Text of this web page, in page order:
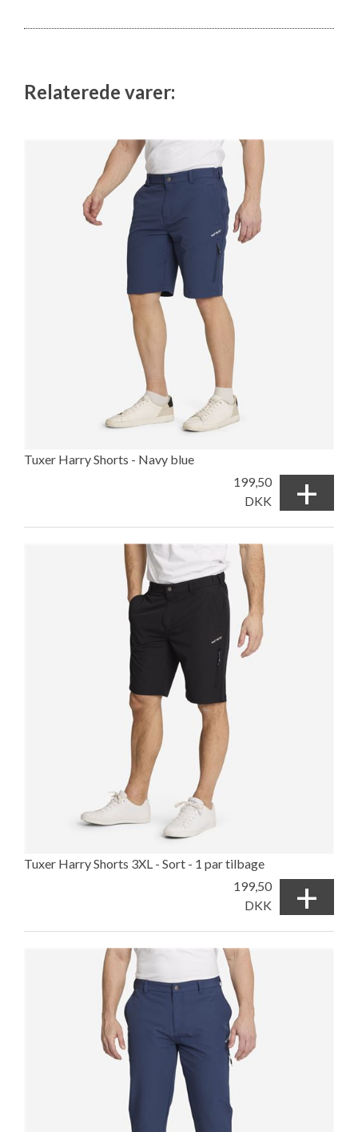
Relaterede varer:
Tuxer Harry Shorts - Navy blue
199,50
DKK
+
Tuxer Harry Shorts 3XL - Sort - 1 par tilbage
199,50
DKK
+